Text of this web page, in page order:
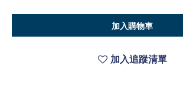
加入購物車
加入追蹤清單